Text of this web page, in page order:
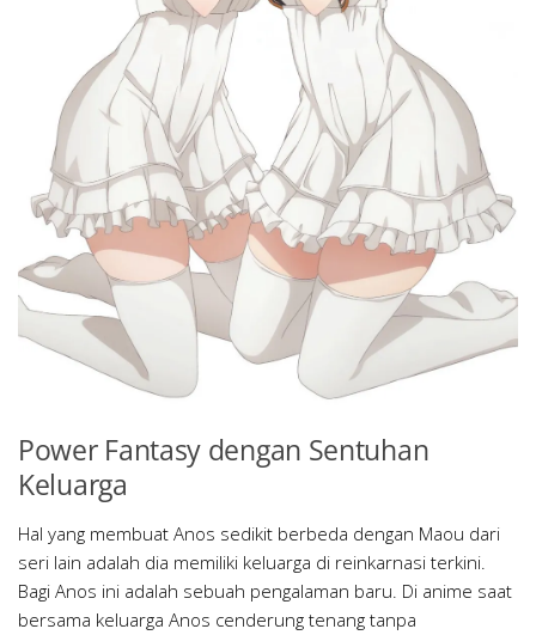
Power Fantasy dengan Sentuhan
Keluarga
Hal yang membuat Anos sedikit berbeda dengan Maou dari
seri lain adalah dia memiliki keluarga di reinkarnasi terkini.
Bagi Anos ini adalah sebuah pengalaman baru. Di anime saat
bersama keluarga Anos cenderung tenang tanpa